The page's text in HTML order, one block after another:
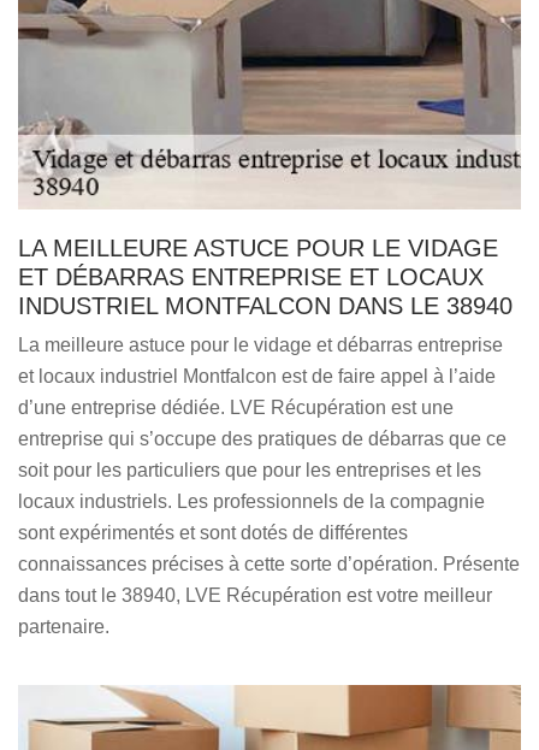
LA MEILLEURE ASTUCE POUR LE VIDAGE
ET DÉBARRAS ENTREPRISE ET LOCAUX
INDUSTRIEL MONTFALCON DANS LE 38940
La meilleure astuce pour le vidage et débarras entreprise
et locaux industriel Montfalcon est de faire appel à l’aide
d’une entreprise dédiée. LVE Récupération est une
entreprise qui s’occupe des pratiques de débarras que ce
soit pour les particuliers que pour les entreprises et les
locaux industriels. Les professionnels de la compagnie
sont expérimentés et sont dotés de différentes
connaissances précises à cette sorte d’opération. Présente
dans tout le 38940, LVE Récupération est votre meilleur
partenaire.